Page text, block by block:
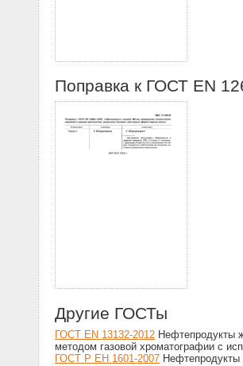
Поправка к ГОСТ EN
Другие ГОСТы
ГОСТ EN 13132-2012 Нефтепродукты
методом газовой хроматографии с
ГОСТ Р ЕН 1601-2007 Нефтепродукты